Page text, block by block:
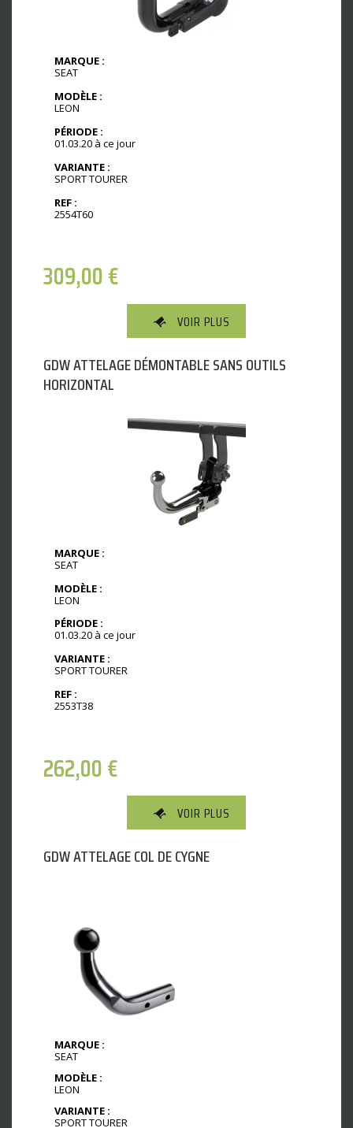
MARQUE :
SEAT
MODÈLE :
LEON
PÉRIODE :
01.03.20 à ce jour
VARIANTE :
SPORT TOURER
REF :
2554T60
309,00€
VOIR PLUS
GDW ATTELAGE DÉMONTABLE SANS OUTILS
HORIZONTAL
MARQUE :
SEAT
MODÈLE :
LEON
PÉRIODE :
01.03.20 à ce jour
VARIANTE :
SPORT TOURER
REF :
2553T38
262,00€
VOIR PLUS
GDW ATTELAGE COL DE CYGNE
MARQUE :
SEAT
MODÈLE :
LEON
VARIANTE :
SPORT TOURER